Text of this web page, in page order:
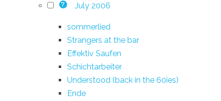
7 July 2006
sommerlied
Strangers at the bar
Effektiv Saufen
Schichtarbeiter
Understood (back in the 60ies)
Ende